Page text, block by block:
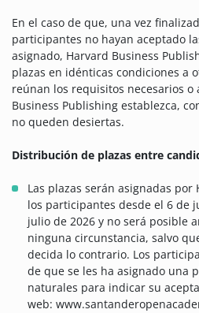
En el caso de que, una vez
participantes no hayan aceptado
asignado, Harvard Business
plazas en idénticas condiciones a
reúnan los requisitos necesarios o
Business Publishing establezca,
no queden desiertas.
Distribución de plazas entre
Las plazas serán asignadas por
los participantes desde el 6 de
julio de 2026 y no será posible
ninguna circunstancia, salvo
decida lo contrario. Los
de que se les ha asignado una
naturales para indicar su
web: